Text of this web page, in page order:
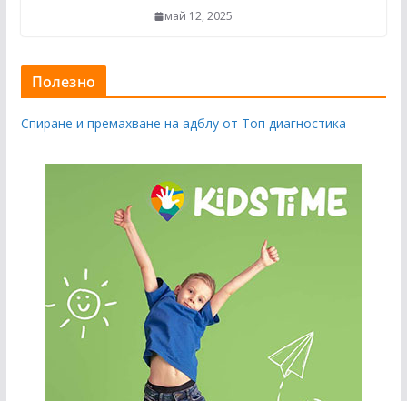
май 12, 2025
Полезно
Спиране и премахване на адблу от Топ диагностика